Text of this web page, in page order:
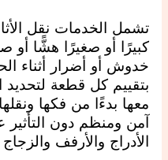
تشمل الخدمات نقل
كبيرًا أو صغيرًا هشًّا
خدوش أو أضرار أثناء
بتقييم كل قطعة لتحديد
معها بدءًا من فكها
آمن ومنظم دون التأثير
الأدراج والأرفف والزجاج